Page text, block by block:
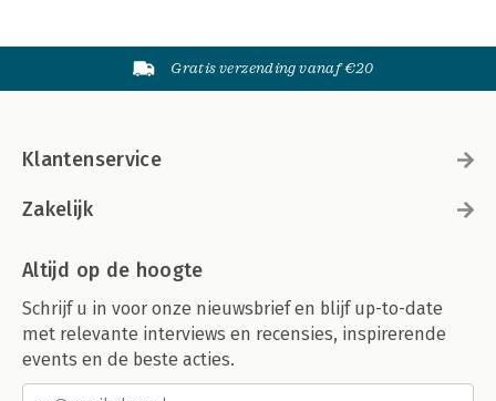
Gratis verzending vanaf €20
Klantenservice
Zakelijk
Altijd op de hoogte
Schrijf u in voor onze nieuwsbrief en blijf up-to-date
met relevante interviews en recensies, inspirerende
events en de beste acties.